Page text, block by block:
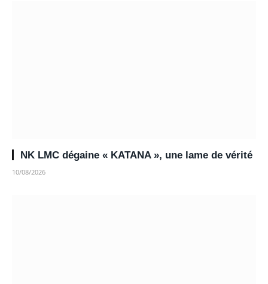
NK LMC dégaine « KATANA », une lame de vérité
10/08/2026